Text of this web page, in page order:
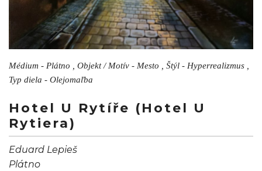
Médium - Plátno , Objekt / Motív - Mesto , Štýl - Hyperrealizmus ,
Typ diela - Olejomaľba
Hotel U Rytíře (Hotel U
Rytiera)
Eduard Lepieš
Plátno